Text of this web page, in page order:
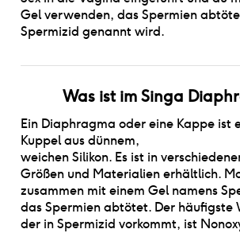
Gel verwenden, das Spermien
Spermizid genannt wird.
Was istimSinga
Ein Diaphragma oder eine Kappe ist
Kuppel aus dünnem,
weichen Silikon. Es ist in
Größen und Materialien erhältlich.
zusammen mit einem Gel namens
das Spermien abtötet. Der häufigste
der in Spermizid vorkommt, ist